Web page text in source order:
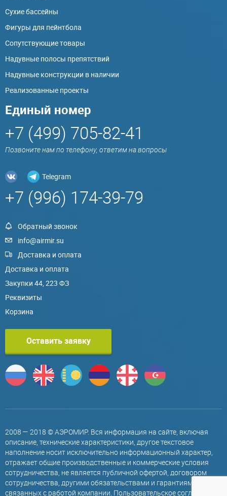
Сухие бассейны
Фигуры для пейнтбола
Сопутствующие товары
Надувные полосы препятствий
Надувные конструкции в наличии
Реализованные проекты
Единый номер
+7 (499) 705-82-41
Позвоните нам по телефону, ответим на вопросы
Telegram
+7 (996) 174-39-79
Обратный звонок
info@airmir.su
Доставка и оплата
Доставка и оплата
Закупки 44, 223 ФЗ
Реквизиты
Корзина
Оставить заявку
2008 — 2018 © АЭРОМИР. Вся информация на сайте, включая
описание, технические характеристики, другое текстовое
наполнение носит исключительно информационный характер,
отражает общие производственные и коммерческие условия
сотрудничества, не является публичной офертой, договором
сотрудничества, другими обязательствами и гарантиями,
связанных с работой компании. Пользовательское соглашение